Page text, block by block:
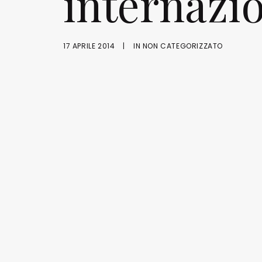
17 APRILE 2014 | IN NON CATEGORIZZATO